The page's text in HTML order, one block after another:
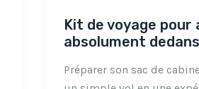
Kit de voyage
absolument
Préparer son sac de